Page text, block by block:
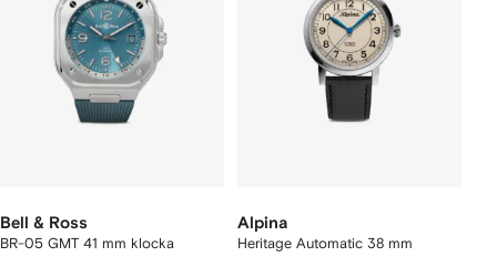
Bell & Ross
BR-05 GMT 41 mm klocka
Alpina
Heritage Automatic 38 mm